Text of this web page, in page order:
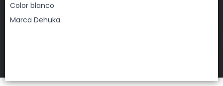
Color blanco
Marca Dehuka.